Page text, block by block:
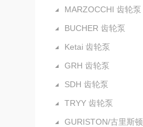
MARZOCCHI 齿轮泵
BUCHER 齿轮泵
Ketai 齿轮泵
GRH 齿轮泵
SDH 齿轮泵
TRYY 齿轮泵
GURISTON/古里斯顿